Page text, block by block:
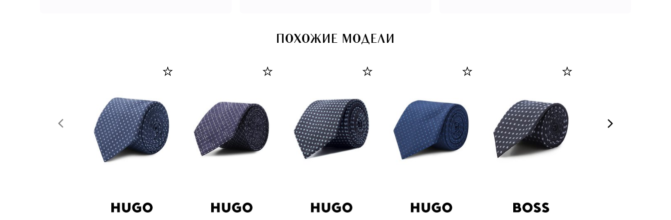
ПОХОЖИЕ МОДЕЛИ